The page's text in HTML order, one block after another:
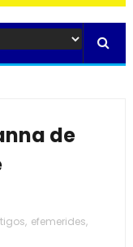
de
, efemerides,